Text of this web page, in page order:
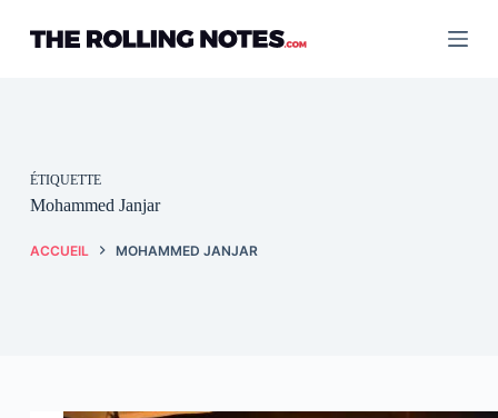
contenu
ÉTIQUETTE
Mohammed Janjar
ACCUEIL MOHAMMED JANJAR